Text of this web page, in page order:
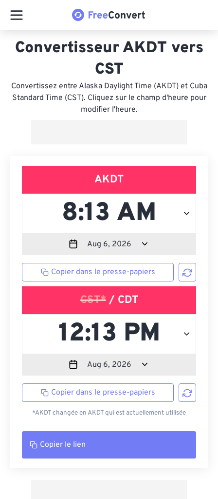
Convertisseur AKDT vers
CST
Convertissez entre Alaska Daylight Time (AKDT) et Cuba
Standard Time (CST). Cliquez sur le champ d'heure pour
modifier l'heure.
AKDT
Copier dans le presse-papiers
CST*/ CDT
Copier dans le presse-papiers
*AKDT changée en AKDT qui est actuellement utilisée
Copier le lien